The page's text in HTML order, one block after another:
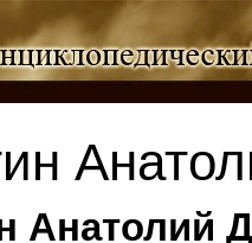
Анатолий